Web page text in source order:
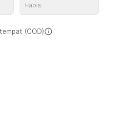
Habis
(COD)